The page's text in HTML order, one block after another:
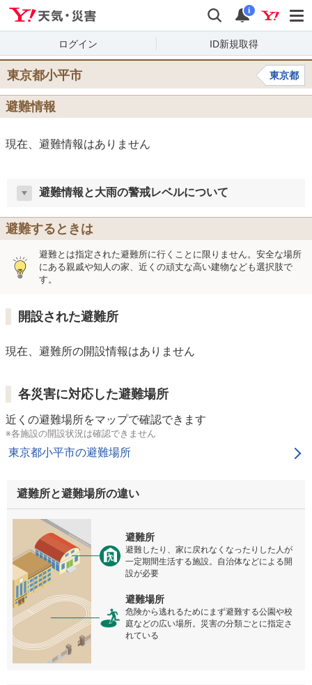
検索 通知
i
ログイン ID新規取得
東京都小平市 東京都
避難情報
現在、避難情報はありません
避難情報と大雨の警戒レベルについて
避難するときは
避難とは指定された避難所に行くことに限りません。安全な場所
にある親戚や知人の家、近くの頑丈な高い建物なども選択肢で
す。
開設された避難所
現在、避難所の開設情報はありません
各災害に対応した避難場所
近くの避難場所をマップで確認できます
※各施設の開設状況は確認できません
東京都小平市の避難場所
避難所と避難場所の違い
避難所
避難したり、家に戻れなくなったりした人が
一定期間生活する施設。自治体などによる開
設が必要
避難場所
危険から逃れるためにまず避難する公園や校
庭などの広い場所。災害の分類ごとに指定さ
れている